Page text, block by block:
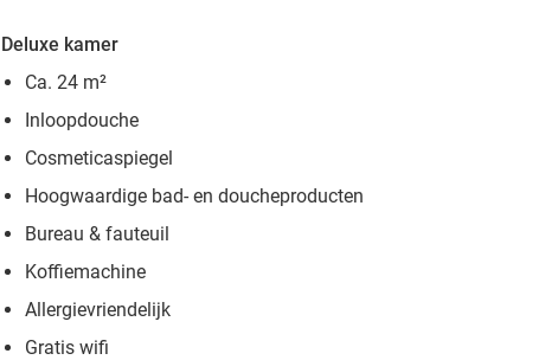
Deluxe kamer
Ca. 24 m²
Inloopdouche
Cosmeticaspiegel
Hoogwaardige bad- en doucheproducten
Bureau & fauteuil
Koffiemachine
Allergievriendelijk
Gratis wifi